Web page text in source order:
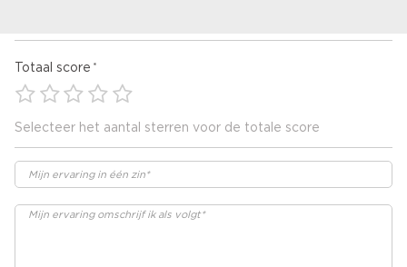
Totaal score
Selecteer het aantal sterren voor de totale score